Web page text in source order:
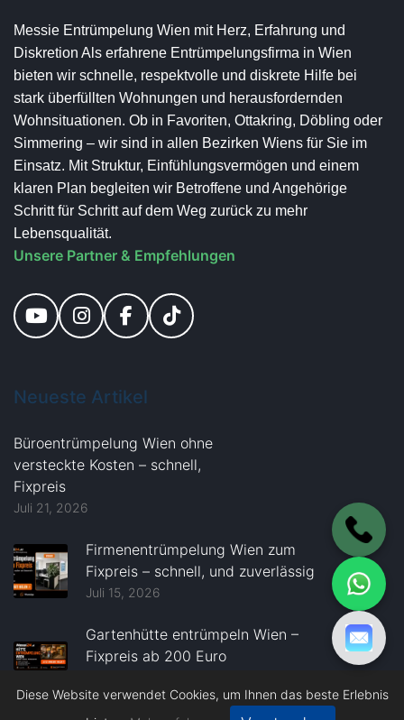
Messie Entrümpelung Wien mit Herz, Erfahrung und
Diskretion Als erfahrene Entrümpelungsfirma in Wien
bieten wir schnelle, respektvolle und diskrete Hilfe bei
stark überfüllten Wohnungen und herausfordernden
Wohnsituationen. Ob in Favoriten, Ottakring, Döbling oder
Simmering – wir sind in allen Bezirken Wiens für Sie im
Einsatz. Mit Struktur, Einfühlungsvermögen und einem
klaren Plan begleiten wir Betroffene und Angehörige
Schritt für Schritt auf dem Weg zurück zu mehr
Lebensqualität.
Unsere Partner & Empfehlungen
Neueste Artikel
Büroentrümpelung Wien ohne
versteckte Kosten – schnell,
Fixpreis
Juli 21, 2026
Firmenentrümpelung Wien zum
Fixpreis – schnell, und zuverlässig
Juli 15, 2026
Gartenhütte entrümpeln Wien –
Fixpreis ab 200 Euro
Diese Website verwendet Cookies, um Ihnen das beste Erlebnis